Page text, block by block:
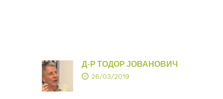
Д-Р ТОДОР ЈОВАНОВИЧ
26/03/2019